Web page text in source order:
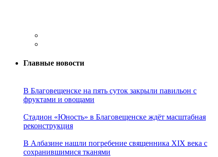
Главные новости
В Благовещенске на пять суток закрыли павильон с
фруктами и овощами
Стадион «Юность» в Благовещенске ждёт масштабная
реконструкция
В Албазине нашли погребение священника XIX века с
сохранившимися тканями